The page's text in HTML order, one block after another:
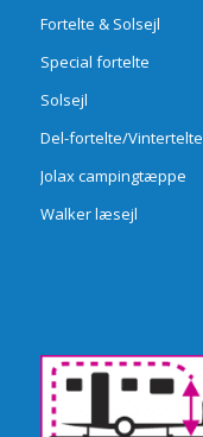
Fortelte & Solsejl
Special fortelte
Solsejl
Del-fortelte/Vintertelte
Jolax campingtæppe
Walker læsejl